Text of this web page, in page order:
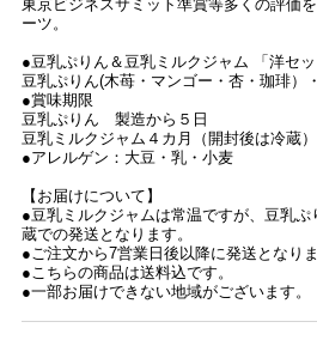
東京ビジネスサミット準賞等多くの評価
ーツ。
●豆乳ぷりん＆豆乳ミルクジャム 「洋セッ
豆乳ぷりん(木苺・マンゴー・杏・珈琲）
●賞味期限
豆乳ぷりん 製造から５日
豆乳ミルクジャム４カ月（開封後は冷蔵）
●アレルゲン：大豆・乳・小麦
【お届けについて】
●豆乳ミルクジャムは常温ですが、豆乳
蔵での発送となります。
●ご注文から7営業日後以降に発送となりま
●こちらの商品は送料込です。
●一部お届けできない地域がございま